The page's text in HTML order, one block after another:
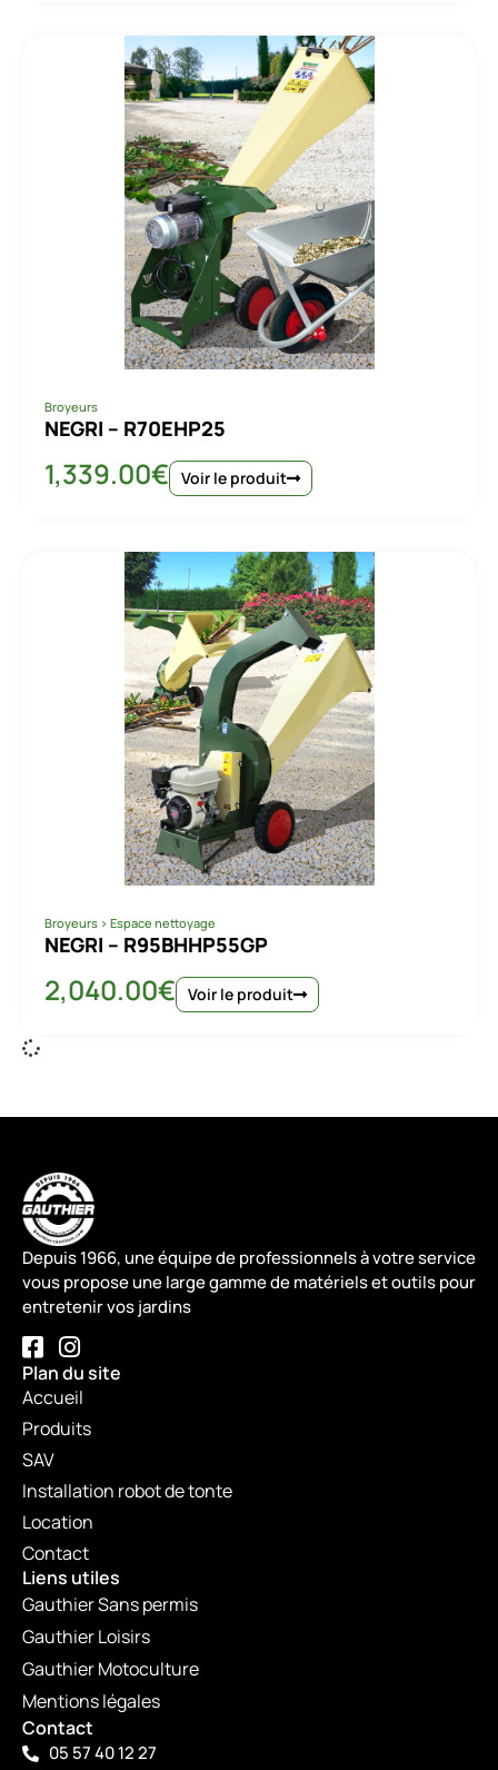
Broyeurs
NEGRI – R70EHP25
1,339.00€ Voir le produit
Broyeurs > Espace nettoyage
NEGRI – R95BHHP55GP
2,040.00€ Voir le produit
Depuis 1966, une équipe de professionnels à votre service
vous propose une large gamme de matériels et outils pour
entretenir vos jardins
Plan du site
Accueil
Produits
SAV
Installation robot de tonte
Location
Contact
Liens utiles
Gauthier Sans permis
Gauthier Loisirs
Gauthier Motoculture
Mentions légales
Contact
05 57 40 12 27